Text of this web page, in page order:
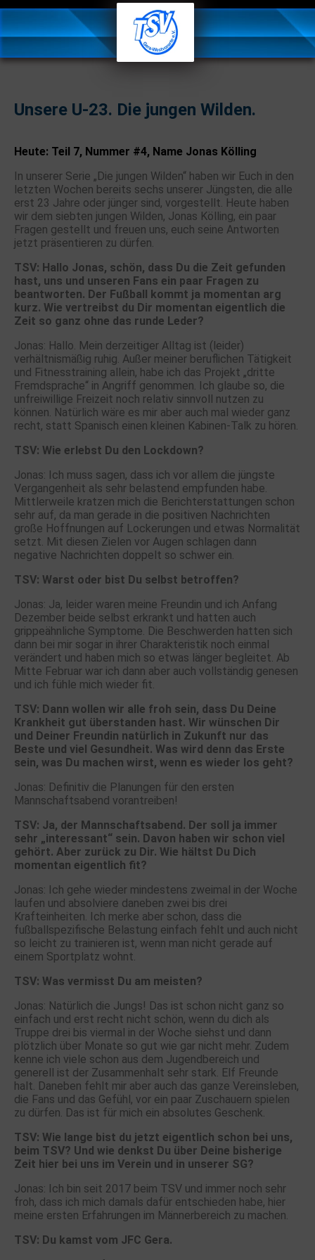
Unsere U-23. Die jungen Wilden.
Heute: Teil 7, Nummer #4, Name Jonas Kölling
In unserer Serie „Die jungen Wilden“ haben wir Euch in den
letzten Wochen bereits sechs unserer Jüngsten, die alle
erst 23 Jahre oder jünger sind, vorgestellt. Heute haben
wir dem siebten jungen Wilden, Jonas Kölling, ein paar
Fragen gestellt und freuen uns, euch seine Antworten
jetzt präsentieren zu dürfen.
TSV: Hallo Jonas, schön, dass Du die Zeit gefunden
hast, uns und unseren Fans ein paar Fragen zu
beantworten. Der Fußball kommt ja momentan arg
kurz. Wie vertreibst du Dir momentan eigentlich die
Zeit so ganz ohne das runde Leder?
Jonas: Hallo. Mein derzeitiger Alltag ist (leider)
verhältnismäßig ruhig. Außer meiner beruflichen Tätigkeit
und Fitnesstraining allein, habe ich das Projekt „dritte
Fremdsprache“ in Angriff genommen. Ich glaube so, die
unfreiwillige Freizeit noch relativ sinnvoll nutzen zu
können. Natürlich wäre es mir aber auch mal wieder ganz
recht, statt Spanisch einen kleinen Kabinen-Talk zu hören.
TSV: Wie erlebst Du den Lockdown?
Jonas: Ich muss sagen, dass ich vor allem die jüngste
Vergangenheit als sehr belastend empfunden habe.
Mittlerweile kratzen mich die Berichterstattungen schon
sehr auf, da man gerade in die positiven Nachrichten
große Hoffnungen auf Lockerungen und etwas Normalität
setzt. Mit diesen Zielen vor Augen schlagen dann
negative Nachrichten doppelt so schwer ein.
TSV: Warst oder bist Du selbst betroffen?
Jonas: Ja, leider waren meine Freundin und ich Anfang
Dezember beide selbst erkrankt und hatten auch
grippeähnliche Symptome. Die Beschwerden hatten sich
dann bei mir sogar in ihrer Charakteristik noch einmal
verändert und haben mich so etwas länger begleitet. Ab
Mitte Februar war ich dann aber auch vollständig genesen
und ich fühle mich wieder fit.
TSV: Dann wollen wir alle froh sein, dass Du Deine
Krankheit gut überstanden hast. Wir wünschen Dir
und Deiner Freundin natürlich in Zukunft nur das
Beste und viel Gesundheit. Was wird denn das Erste
sein, was Du machen wirst, wenn es wieder los geht?
Jonas: Definitiv die Planungen für den ersten
Mannschaftsabend vorantreiben!
TSV: Ja, der Mannschaftsabend. Der soll ja immer
sehr „interessant“ sein. Davon haben wir schon viel
gehört. Aber zurück zu Dir. Wie hältst Du Dich
momentan eigentlich fit?
Jonas: Ich gehe wieder mindestens zweimal in der Woche
laufen und absolviere daneben zwei bis drei
Krafteinheiten. Ich merke aber schon, dass die
fußballspezifische Belastung einfach fehlt und auch nicht
so leicht zu trainieren ist, wenn man nicht gerade auf
einem Sportplatz wohnt.
TSV: Was vermisst Du am meisten?
Jonas: Natürlich die Jungs! Das ist schon nicht ganz so
einfach und erst recht nicht schön, wenn du dich als
Truppe drei bis viermal in der Woche siehst und dann
plötzlich über Monate so gut wie gar nicht mehr. Zudem
kenne ich viele schon aus dem Jugendbereich und
generell ist der Zusammenhalt sehr stark. Elf Freunde
halt. Daneben fehlt mir aber auch das ganze Vereinsleben,
die Fans und das Gefühl, vor ein paar Zuschauern spielen
zu dürfen. Das ist für mich ein absolutes Geschenk.
TSV: Wie lange bist du jetzt eigentlich schon bei uns,
beim TSV? Und wie denkst Du über Deine bisherige
Zeit hier bei uns im Verein und in unserer SG?
Jonas: Ich bin seit 2017 beim TSV und immer noch sehr
froh, dass ich mich damals dafür entschieden habe, hier
meine ersten Erfahrungen im Männerbereich zu machen.
TSV: Du kamst vom JFC Gera.